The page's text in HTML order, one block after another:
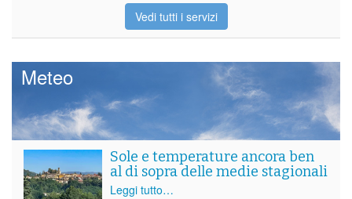
Vedi tutti i servizi
Meteo
Sole e temperature ancora ben
al di sopra delle medie stagionali
Leggi tutto…